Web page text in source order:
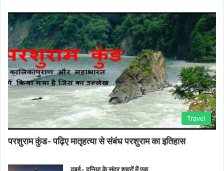
Travel
परशुराम कुंड- पढ़िए मातृहत्या से संबंध परशुराम का इतिहास
दुबई- दुनिया के सुंदर शहरों में एक